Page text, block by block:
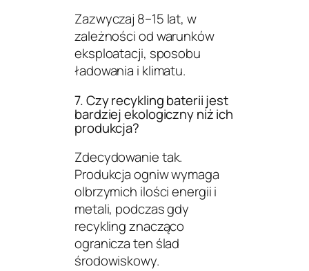
Zazwyczaj 8–15 lat, w
zależności od warunków
eksploatacji, sposobu
ładowania i klimatu.
7. Czy recykling baterii jest
bardziej ekologiczny niż ich
produkcja?
Zdecydowanie tak.
Produkcja ogniw wymaga
olbrzymich ilości energii i
metali, podczas gdy
recykling znacząco
ogranicza ten ślad
środowiskowy.